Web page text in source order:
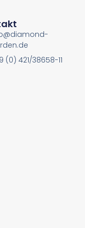
(0) 421/38658-11